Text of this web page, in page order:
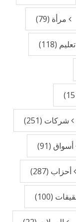
مرأة (79)
تعليم (118)
شركات (251)
أسواق (91)
أحزاب (287)
(100)